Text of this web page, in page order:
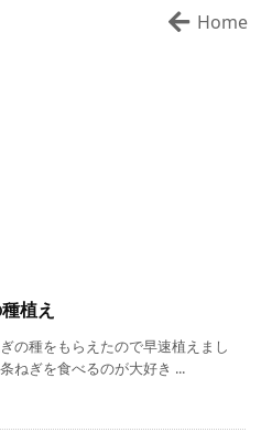
Home
植え
の種をもらえたので早速植えまし
ねぎを食べるのが大好き ...